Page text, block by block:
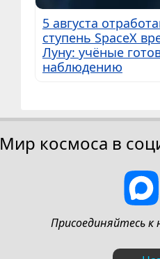
5 августа
ступень SpaceX
Луну: учёные
наблюдению
Мир космоса в
Присоединяйтесь к